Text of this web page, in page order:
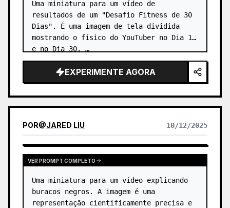
Uma miniatura para um vídeo de
resultados de um "Desafio Fitness de 30
Dias". É uma imagem de tela dividida
mostrando o físico do YouTuber no Dia 1
e no Dia 30. …
EXPERIMENTE AGORA
POR@JARED LIU 10/12/2025
VER PROMPT COMPLETO
Uma miniatura para um vídeo explicando
buracos negros. A imagem é uma
representação cientificamente precisa e